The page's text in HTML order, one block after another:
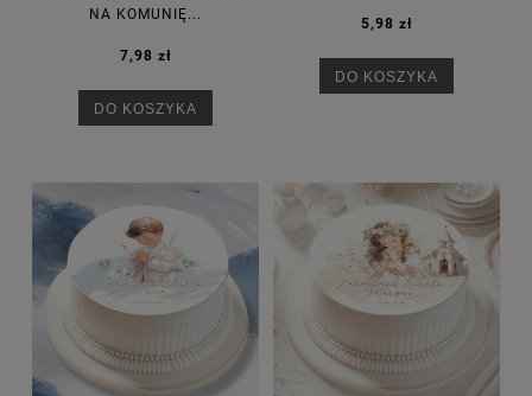
NA KOMUNIĘ...
7,98 zł
DO KOSZYKA
5,98 zł
DO KOSZYKA